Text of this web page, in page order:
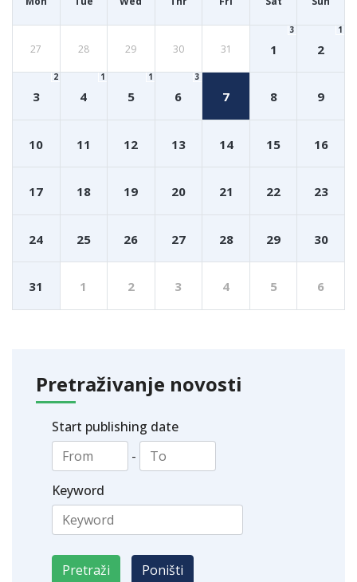
27 28 29 30 31 1
3
2
1
3
2
4
1
5
1
6
3
7 8 9
10 11 12 13 14 15 16
17 18 19 20 21 22 23
24 25 26 27 28 29 30
31 1 2 3 4 5 6
Pretraživanje novosti
Start publishing date
-
Keyword